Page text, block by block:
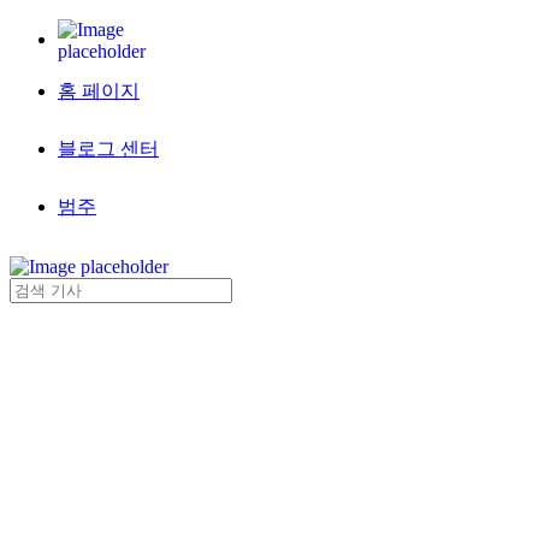
홈 페이지
블로그 센터
범주